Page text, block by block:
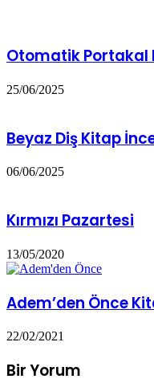
Otomatik Portakal
25/06/2025
Beyaz Diş Kitap
06/06/2025
Kırmızı Pazartesi
13/05/2020
Adem’den Önce
22/02/2021
Bir Yorum